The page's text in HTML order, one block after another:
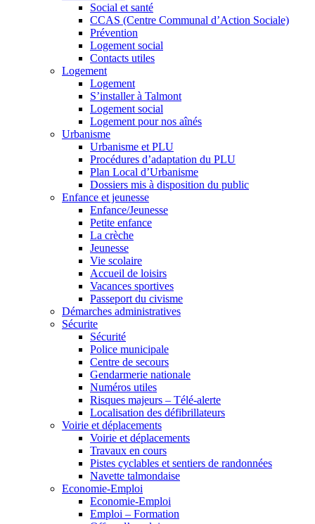
Social et santé
CCAS (Centre Communal d’Action Sociale)
Prévention
Logement social
Contacts utiles
Logement
Logement
S’installer à Talmont
Logement social
Logement pour nos aînés
Urbanisme
Urbanisme et PLU
Procédures d’adaptation du PLU
Plan Local d’Urbanisme
Dossiers mis à disposition du public
Enfance et jeunesse
Enfance/Jeunesse
Petite enfance
La crèche
Jeunesse
Vie scolaire
Accueil de loisirs
Vacances sportives
Passeport du civisme
Démarches administratives
Sécurite
Sécurité
Police municipale
Centre de secours
Gendarmerie nationale
Numéros utiles
Risques majeurs – Télé-alerte
Localisation des défibrillateurs
Voirie et déplacements
Voirie et déplacements
Travaux en cours
Pistes cyclables et sentiers de randonnées
Navette talmondaise
Economie-Emploi
Economie-Emploi
Emploi – Formation